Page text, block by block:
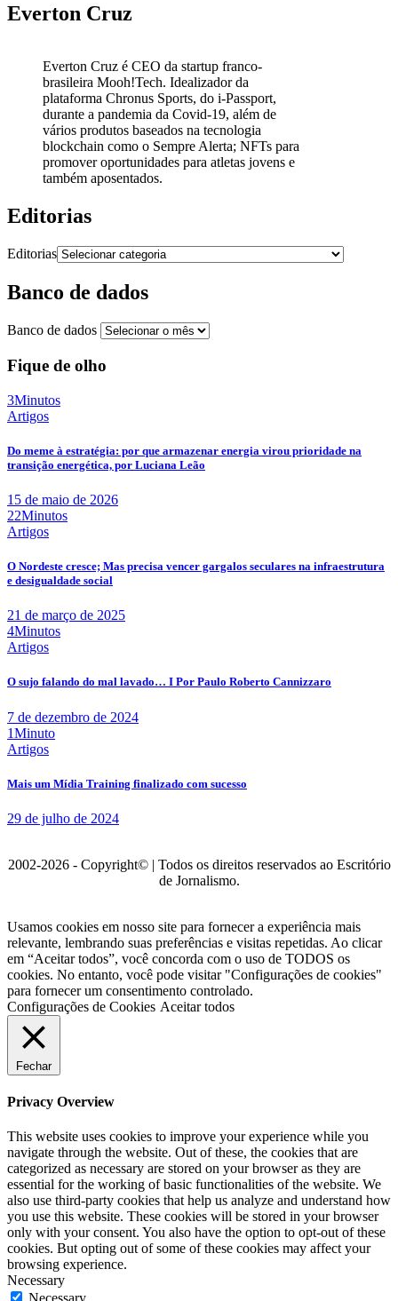
Everton Cruz
Everton Cruz é CEO da startup franco-
brasileira Mooh!Tech. Idealizador da
plataforma Chronus Sports, do i-Passport,
durante a pandemia da Covid-19, além de
vários produtos baseados na tecnologia
blockchain como o Sempre Alerta; NFTs para
promover oportunidades para atletas jovens e
também aposentados.
Editorias
Editorias
Banco de dados
Banco de dados
Fique de olho
3Minutos
Artigos
Do meme à estratégia: por que armazenar energia virou prioridade na
transição energética, por Luciana Leão
15 de maio de 2026
22Minutos
Artigos
O Nordeste cresce; Mas precisa vencer gargalos seculares na infraestrutura
e desigualdade social
21 de março de 2025
4Minutos
Artigos
O sujo falando do mal lavado… I Por Paulo Roberto Cannizzaro
7 de dezembro de 2024
1Minuto
Artigos
Mais um Mídia Training finalizado com sucesso
29 de julho de 2024
2002-2026 - Copyright© | Todos os direitos reservados ao Escritório
de Jornalismo.
Usamos cookies em nosso site para fornecer a experiência mais
relevante, lembrando suas preferências e visitas repetidas. Ao clicar
em “Aceitar todos”, você concorda com o uso de TODOS os
cookies. No entanto, você pode visitar "Configurações de cookies"
para fornecer um consentimento controlado.
Configurações de Cookies Aceitar todos
Fechar
Privacy Overview
This website uses cookies to improve your experience while you
navigate through the website. Out of these, the cookies that are
categorized as necessary are stored on your browser as they are
essential for the working of basic functionalities of the website. We
also use third-party cookies that help us analyze and understand how
you use this website. These cookies will be stored in your browser
only with your consent. You also have the option to opt-out of these
cookies. But opting out of some of these cookies may affect your
browsing experience.
Necessary